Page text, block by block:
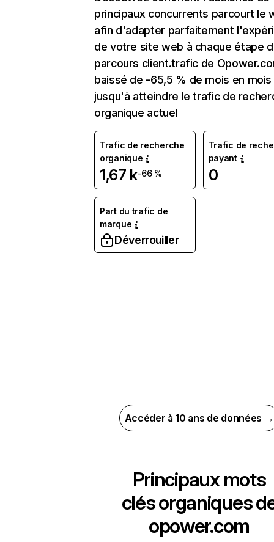
principaux concurrents parcourt le
afin d'adapter parfaitement
de votre site web à chaque étape
parcours client.trafic de
baissé de -65,5 % de mois en mois
jusqu'à atteindre le trafic de
organique actuel
Trafic de recherche
organique
1,67 k-66 %
Trafic de
payant
0
Part du trafic de
marque
Déverrouiller
Accéder à 10 ans de données →
Principaux mots
clés organiques
opower.com